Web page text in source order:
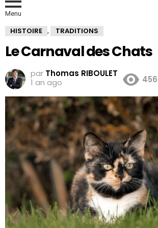
Menu
HISTOIRE , TRADITIONS
Le Carnaval des Chats
par Thomas RIBOULET
1 an ago
456